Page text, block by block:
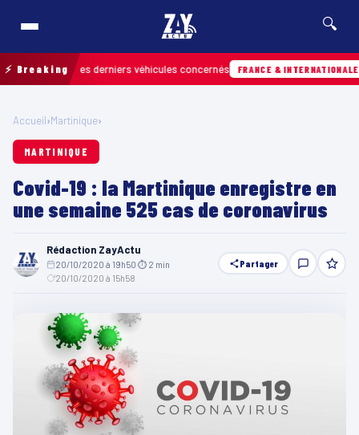
🔍
⚡ Breakingles derniers véhicules concernés FRANCE & INTERNATIONALE 07/
Accueil›Martinique›
MARTINIQUE
Covid-19 : la Martinique enregistre en
une semaine 525 cas de coronavirus
Rédaction ZayActu
20/10/2020 à 19h50 ⏱ 2 min
20/10/2020 à 15h58
Partager